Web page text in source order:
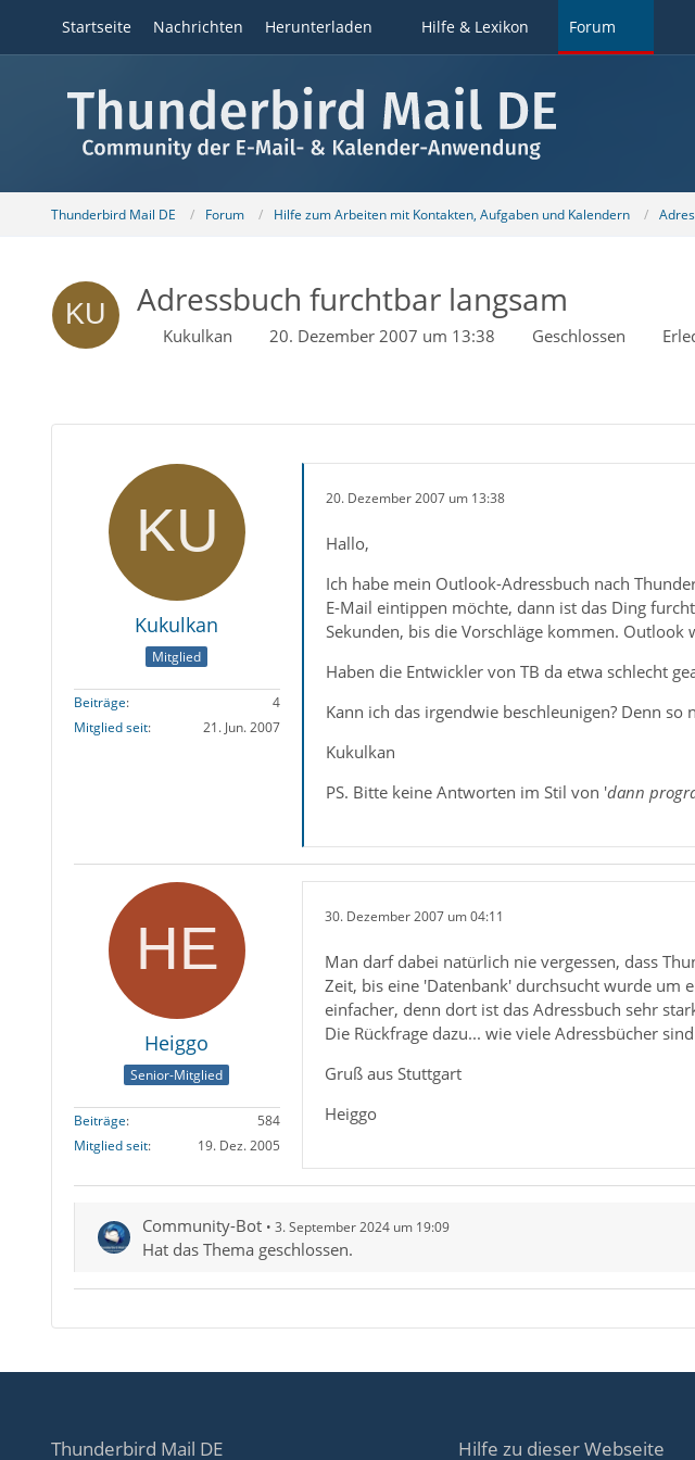
Startseite Nachrichten Herunterladen Hilfe & Lexikon Forum
Thunderbird Mail DE Forum Hilfe zum Arbeiten mit Kontakten, Aufgaben und Kalendern
Adressbuch furchtbar langsam
Kukulkan 20. Dezember 2007 um 13:38 Geschlossen
Kukulkan
Mitglied
Beiträge
4
Mitglied seit
21. Jun. 2007
20. Dezember 2007 um 13:38
Hallo,
Ich habe mein Outlook-Adressbuch nach
E-Mail eintippen möchte, dann ist das Ding
Sekunden, bis die Vorschläge kommen. Outlook
Haben die Entwickler von TB da etwa schlecht
Kann ich das irgendwie beschleunigen? Denn so
Kukulkan
PS. Bitte keine Antworten im Stil von 'dann
Heiggo
Senior-Mitglied
Beiträge
584
Mitglied seit
19. Dez. 2005
30. Dezember 2007 um 04:11
Man darf dabei natürlich nie vergessen, dass
Zeit, bis eine 'Datenbank' durchsucht wurde um
einfacher, denn dort ist das Adressbuch sehr
Die Rückfrage dazu... wie viele Adressbücher
Gruß aus Stuttgart
Heiggo
Community-Bot 3. September 2024 um 19:09
Hat das Thema geschlossen.
Thunderbird Mail DE Hilfe zu dieser Webseite